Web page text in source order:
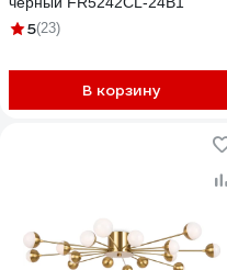
5(23)
В корзину